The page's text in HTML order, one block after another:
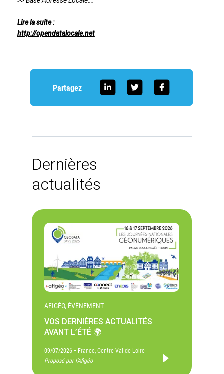
Lire la suite :
http://opendatalocale.net
Partagez
Dernières
actualités
AFIGÉO, ÉVÈNEMENT
VOS DERNIÈRES ACTUALITÉS
AVANT L’ÉTÉ 🌍
09/07/2026 - France, Centre-Val de Loire
Proposé par l'Afigéo